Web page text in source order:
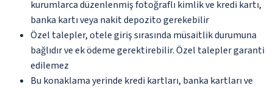
kurumlarca düzenlenmiş fotoğraflı kimlik ve kredi kartı,
banka kartı veya nakit depozito gerekebilir
Özel talepler, otele giriş sırasında müsaitlik durumuna
bağlıdır ve ek ödeme gerektirebilir. Özel talepler garanti
edilemez
Bu konaklama yerinde kredi kartları, banka kartları ve